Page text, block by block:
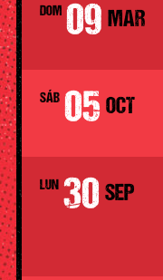
DOM 09 MAR
SÁB 05 OCT
LUN 30 SEP